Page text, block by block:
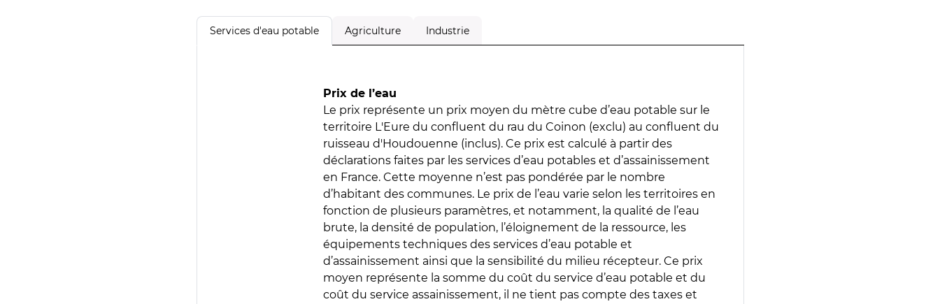
Services d'eau potable Agriculture Industrie
Prix de l’eau
Le prix représente un prix moyen du mètre cube d’eau potable sur le
territoire L'Eure du confluent du rau du Coinon (exclu) au confluent du
ruisseau d'Houdouenne (inclus). Ce prix est calculé à partir des
déclarations faites par les services d’eau potables et d’assainissement
en France. Cette moyenne n’est pas pondérée par le nombre
d’habitant des communes. Le prix de l’eau varie selon les territoires en
fonction de plusieurs paramètres, et notamment, la qualité de l’eau
brute, la densité de population, l’éloignement de la ressource, les
équipements techniques des services d’eau potable et
d’assainissement ainsi que la sensibilité du milieu récepteur. Ce prix
moyen représente la somme du coût du service d’eau potable et du
coût du service assainissement, il ne tient pas compte des taxes et